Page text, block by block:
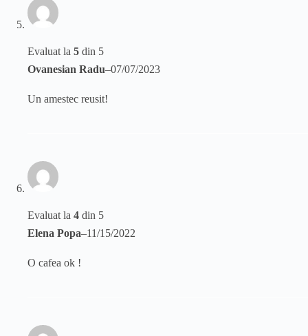
Evaluat la 5 din 5
Ovanesian Radu–07/07/2023
Un amestec reusit!
Evaluat la 4 din 5
Elena Popa–11/15/2022
O cafea ok !